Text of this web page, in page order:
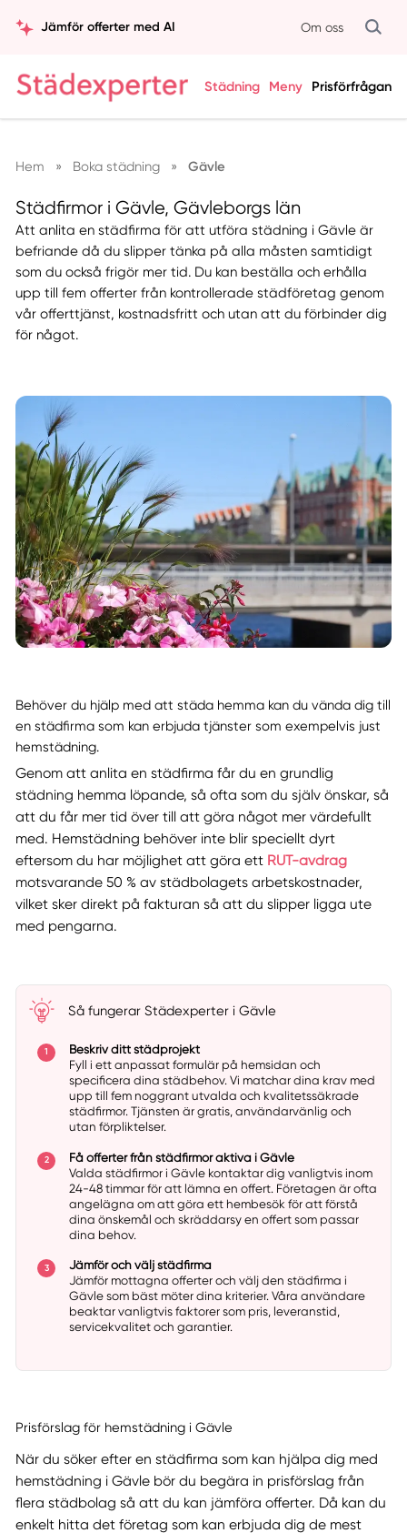
Jämför offerter med AI Om oss
Städning Meny Prisförfrågan
Hem » Boka städning » Gävle
Städfirmor i Gävle, Gävleborgs län
Att anlita en städfirma för att utföra städning i Gävle är
befriande då du slipper tänka på alla måsten samtidigt
som du också frigör mer tid. Du kan beställa och erhålla
upp till fem offerter från kontrollerade städföretag genom
vår offerttjänst, kostnadsfritt och utan att du förbinder dig
för något.
Behöver du hjälp med att städa hemma kan du vända dig till
en städfirma som kan erbjuda tjänster som exempelvis just
hemstädning.
Genom att anlita en städfirma får du en grundlig
städning hemma löpande, så ofta som du själv önskar, så
att du får mer tid över till att göra något mer värdefullt
med. Hemstädning behöver inte blir speciellt dyrt
eftersom du har möjlighet att göra ett RUT-avdrag
motsvarande 50 % av städbolagets arbetskostnader,
vilket sker direkt på fakturan så att du slipper ligga ute
med pengarna.
Så fungerar Städexperter i Gävle
Beskriv ditt städprojekt
Fyll i ett anpassat formulär på hemsidan och
specificera dina städbehov. Vi matchar dina krav med
upp till fem noggrant utvalda och kvalitetssäkrade
städfirmor. Tjänsten är gratis, användarvänlig och
utan förpliktelser.
Få offerter från städfirmor aktiva i Gävle
Valda städfirmor i Gävle kontaktar dig vanligtvis inom
24-48 timmar för att lämna en offert. Företagen är ofta
angelägna om att göra ett hembesök för att förstå
dina önskemål och skräddarsy en offert som passar
dina behov.
Jämför och välj städfirma
Jämför mottagna offerter och välj den städfirma i
Gävle som bäst möter dina kriterier. Våra användare
beaktar vanligtvis faktorer som pris, leveranstid,
servicekvalitet och garantier.
Prisförslag för hemstädning i Gävle
När du söker efter en städfirma som kan hjälpa dig med
hemstädning i Gävle bör du begära in prisförslag från
flera städbolag så att du kan jämföra offerter. Då kan du
enkelt hitta det företag som kan erbjuda dig de mest